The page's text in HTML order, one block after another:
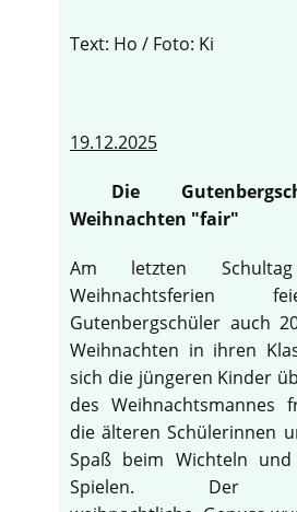
Text: Ho / Foto: Ki
19.12.2025
Die
Weihnachten "fair"
Am letzten
Weihnachtsferien
Gutenbergschüler auch
Weihnachten in ihren
sich die jüngeren Kinder
des Weihnachtsmannes
die älteren Schülerinnen
Spaß beim Wichteln und
Spielen. Der